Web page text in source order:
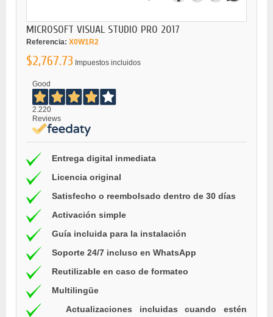
MICROSOFT VISUAL STUDIO PRO 2017
Referencia: X0W1R2
$2,767.73 Impuestos incluidos
Good
2.220
Reviews
Entrega digital inmediata
Licencia original
Satisfecho o reembolsado dentro de 30 días
Activación simple
Guía incluida para la instalación
Soporte 24/7 incluso en WhatsApp
Reutilizable en caso de formateo
Multilingüe
Actualizaciones incluidas cuando estén